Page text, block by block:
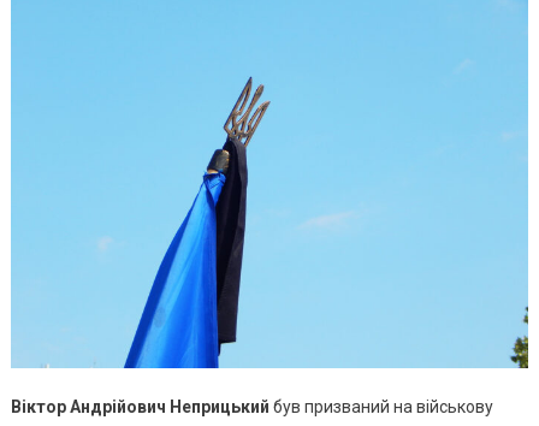
Віктор Андрійович Неприцький був призваний на військову